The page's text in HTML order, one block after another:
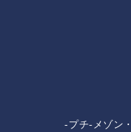
-プチ-メゾン